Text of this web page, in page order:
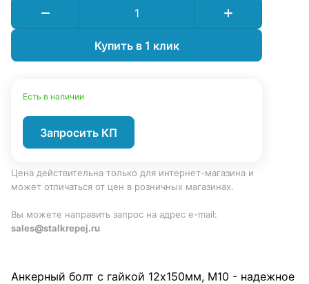
Купить в 1 клик
Есть в наличии
Запросить КП
Цена действительна только для интернет-магазина и
может отличаться от цен в розничных магазинах.
Вы можете направить запрос на адрес e-mail:
sales@stalkrepej.ru
Анкерный болт с гайкой 12х150мм, М10 - надежное